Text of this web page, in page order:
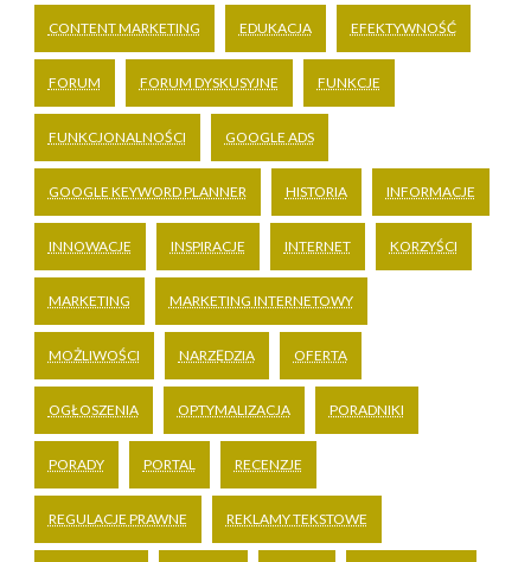
CONTENT MARKETING EDUKACJA EFEKTYWNOŚĆ
FORUM FORUM DYSKUSYJNE FUNKCJE
FUNKCJONALNOŚCI GOOGLE ADS
GOOGLE KEYWORD PLANNER HISTORIA INFORMACJE
INNOWACJE INSPIRACJE INTERNET KORZYŚCI
MARKETING MARKETING INTERNETOWY
MOŻLIWOŚCI NARZĘDZIA OFERTA
OGŁOSZENIA OPTYMALIZACJA PORADNIKI
PORADY PORTAL RECENZJE
REGULACJE PRAWNE REKLAMY TEKSTOWE